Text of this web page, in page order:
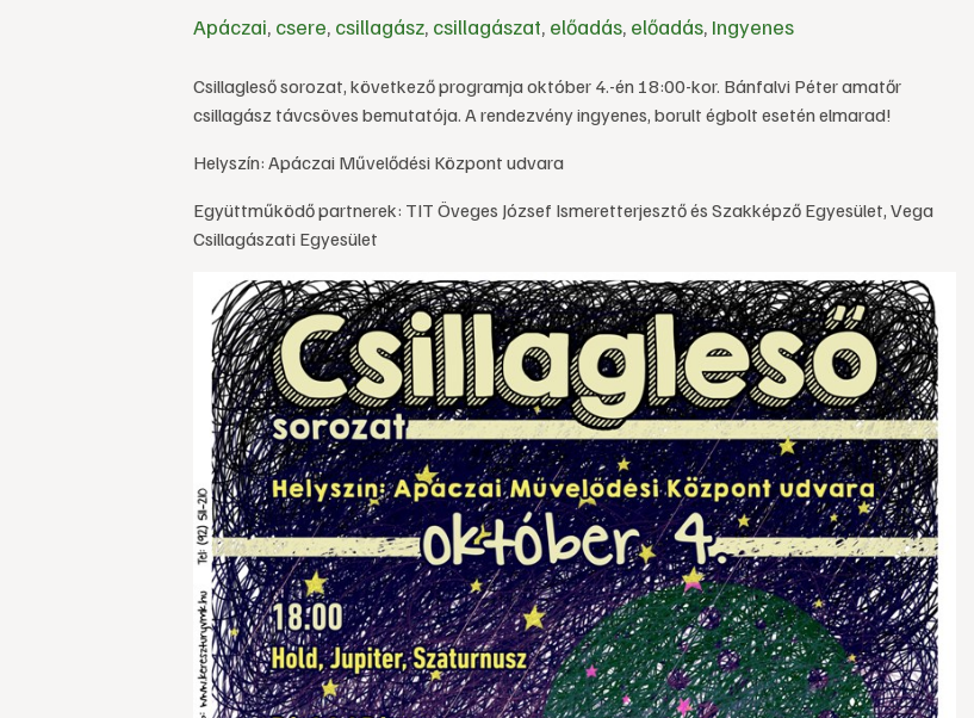
Apáczai, csere, csillagász, csillagászat, előadás, előadás, Ingyenes
Csillagleső sorozat, következő programja október 4.-én 18:00-kor. Bánfalvi Péter amatőr
csillagász távcsöves bemutatója. A rendezvény ingyenes, borult égbolt esetén elmarad!
Helyszín: Apáczai Művelődési Központ udvara
Együttműködő partnerek: TIT Öveges József Ismeretterjesztő és Szakképző Egyesület, Vega
Csillagászati Egyesület